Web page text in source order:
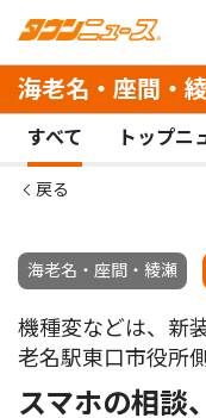
海老名・座間・
すべて トップニ
戻る
海老名・座間・綾瀬
機種変などは、新
老名駅東口市役所
スマホの相談